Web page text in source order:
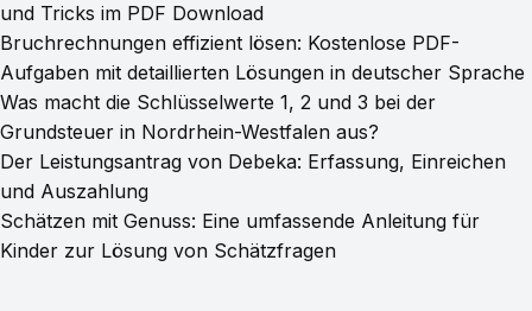
und Tricks im PDF Download
Bruchrechnungen effizient lösen: Kostenlose PDF-
Aufgaben mit detaillierten Lösungen in deutscher Sprache
Was macht die Schlüsselwerte 1, 2 und 3 bei der
Grundsteuer in Nordrhein-Westfalen aus?
Der Leistungsantrag von Debeka: Erfassung, Einreichen
und Auszahlung
Schätzen mit Genuss: Eine umfassende Anleitung für
Kinder zur Lösung von Schätzfragen